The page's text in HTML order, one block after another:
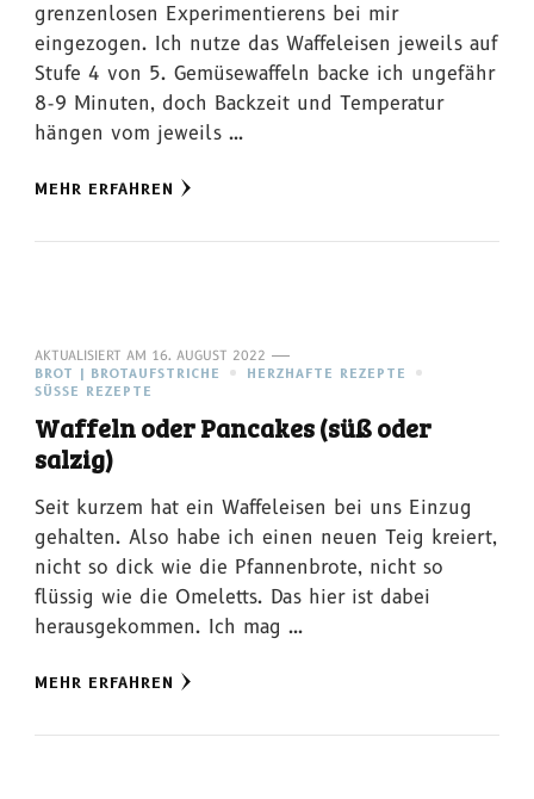
grenzenlosen Experimentierens bei mir
eingezogen. Ich nutze das Waffeleisen jeweils auf
Stufe 4 von 5. Gemüsewaffeln backe ich ungefähr
8-9 Minuten, doch Backzeit und Temperatur
hängen vom jeweils …
MEHR ERFAHREN
AKTUALISIERT AM 16. AUGUST 2022
BROT | BROTAUFSTRICHE
HERZHAFTE REZEPTE
SÜSSE REZEPTE
Waffeln oder Pancakes (süß oder
salzig)
Seit kurzem hat ein Waffeleisen bei uns Einzug
gehalten. Also habe ich einen neuen Teig kreiert,
nicht so dick wie die Pfannenbrote, nicht so
flüssig wie die Omeletts. Das hier ist dabei
herausgekommen. Ich mag …
MEHR ERFAHREN